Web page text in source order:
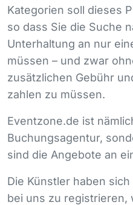
Kategorien soll dieses
so dass Sie die Suche
Unterhaltung an nur
müssen – und zwar
zusätzlichen Gebühr
zahlen zu müssen.
Eventzone.de ist
Buchungsagentur,
sind die Angebote an
Die Künstler haben
bei uns zu registrieren,